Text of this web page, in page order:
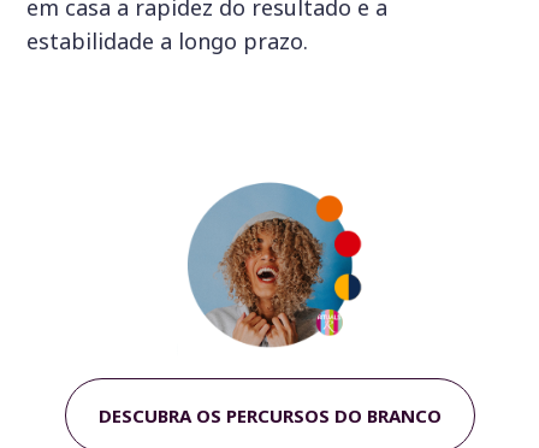
em casa a rapidez do resultado e a
estabilidade a longo prazo.
DESCUBRA OS PERCURSOS DO BRANCO